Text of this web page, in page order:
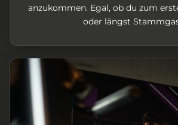
anzukommen. Egal, ob du zum
oder längst